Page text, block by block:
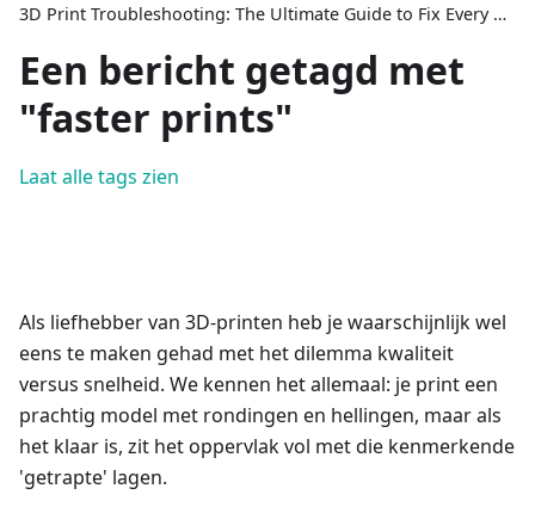
3D Print Troubleshooting: The Ultimate Guide to Fix Every Common Problem [2026]
Een bericht getagd met
"faster prints"
Laat alle tags zien
Als liefhebber van 3D-printen heb je waarschijnlijk wel
eens te maken gehad met het dilemma kwaliteit
versus snelheid. We kennen het allemaal: je print een
prachtig model met rondingen en hellingen, maar als
het klaar is, zit het oppervlak vol met die kenmerkende
'getrapte' lagen.